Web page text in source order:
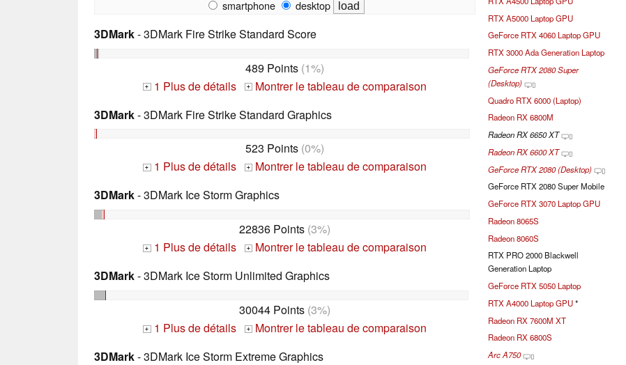
smartphone
desktop
3DMark- 3DMark Fire Strike Standard Score
489 Points (1%)
+ 1 Plus de détails +
Montrer le tableau de comparaison
3DMark- 3DMark Fire Strike Standard Graphics
523 Points (0%)
+ 1 Plus de détails +
Montrer le tableau de comparaison
3DMark- 3DMark Ice Storm Graphics
22836 Points (3%)
+ 1 Plus de détails +
Montrer le tableau de comparaison
3DMark- 3DMark Ice Storm Unlimited Graphics
30044 Points (3%)
+ 1 Plus de détails +
Montrer le tableau de comparaison
3DMark- 3DMark Ice Storm Extreme Graphics
RTX A5000 Laptop GPU
GeForce RTX 4060 Laptop GPU
RTX 3000 Ada Generation Laptop
GeForce RTX 2080 Super
(Desktop)
Quadro RTX 6000 (Laptop)
Radeon RX 6800M
Radeon RX 6650 XT
Radeon RX 6600 XT
GeForce RTX 2080 (Desktop)
GeForce RTX 2080 Super Mobile
GeForce RTX 3070 Laptop GPU
Radeon 8065S
Radeon 8060S
RTX PRO 2000 Blackwell
Generation Laptop
GeForce RTX 5050 Laptop
RTX A4000 Laptop GPU*
Radeon RX 7600M XT
Radeon RX 6800S
Arc A750